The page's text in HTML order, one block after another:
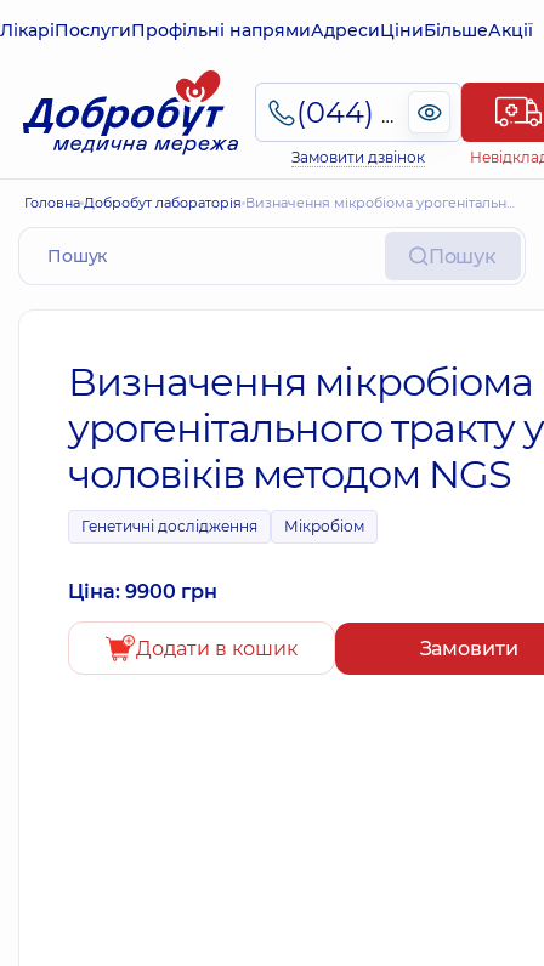
ЛікаріПослугиПрофільні напрямиАдресиЦіниБільшеАкції
(044) 495-2-888
Замовити дзвінок
Головна Добробут лабораторія Визначення мікробіома урогенітального тракту у чоловіків методом NGS
Пошук
Визначення мікробіома
урогенітального тракту у
чоловіків методом NGS
Генетичні дослідження Мікробіом
Ціна: 9900 грн
Додати в кошик Замовити